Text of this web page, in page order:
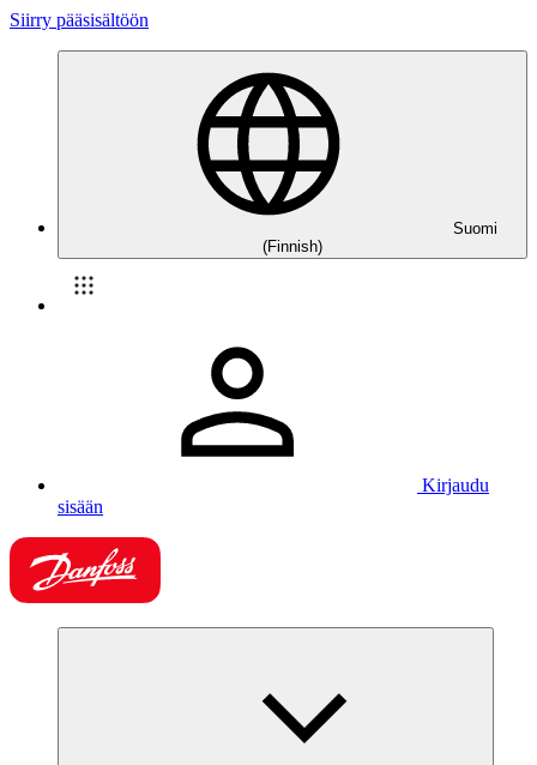
Siirry pääsisältöön
Suomi
(Finnish)
Kirjaudu
sisään